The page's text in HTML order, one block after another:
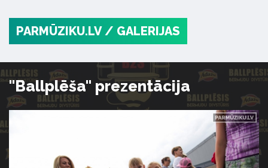
PARMŪZIKU.LV / GALERIJAS
"Ballplēša" prezentācija